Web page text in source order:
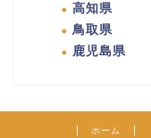
高知県
鳥取県
鹿児島県
ホーム